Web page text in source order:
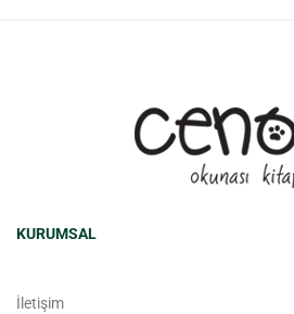
KURUMSAL
İletişim